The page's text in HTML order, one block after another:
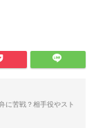
に苦戦？相手役やスト